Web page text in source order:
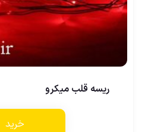
ریسه قلب میکرو
خرید